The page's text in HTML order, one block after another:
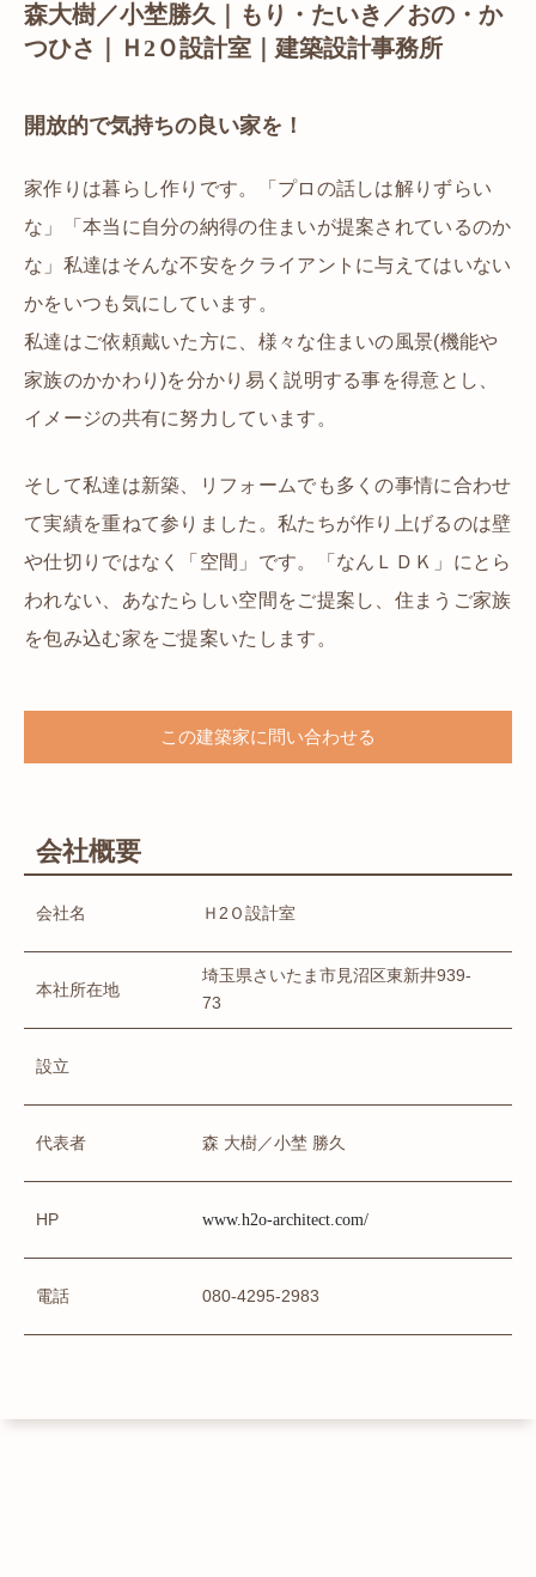
森大樹／小埜勝久｜もり・たいき／おの・か
つひさ｜Ｈ2Ｏ設計室｜建築設計事務所
開放的で気持ちの良い家を！
家作りは暮らし作りです。「プロの話しは解りずらい
な」「本当に自分の納得の住まいが提案されているのか
な」私達はそんな不安をクライアントに与えてはいない
かをいつも気にしています。
私達はご依頼戴いた方に、様々な住まいの風景(機能や
家族のかかわり)を分かり易く説明する事を得意とし、
イメージの共有に努力しています。
そして私達は新築、リフォームでも多くの事情に合わせ
て実績を重ねて参りました。私たちが作り上げるのは壁
や仕切りではなく「空間」です。「なんＬＤＫ」にとら
われない、あなたらしい空間をご提案し、住まうご家族
を包み込む家をご提案いたします。
この建築家に問い合わせる
会社概要
会社名 Ｈ2Ｏ設計室
本社所在地
埼玉県さいたま市見沼区東新井939-
73
設立
代表者 森 大樹／小埜 勝久
HP www.h2o-architect.com/
電話 080-4295-2983